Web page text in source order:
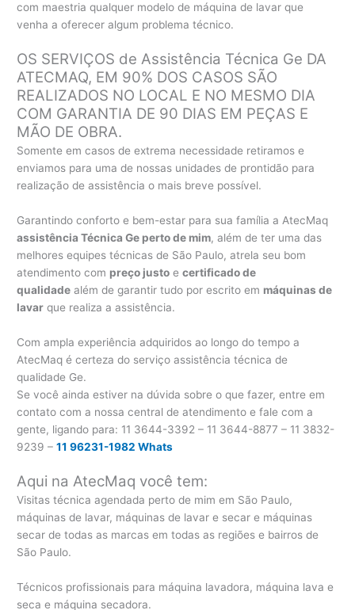
com maestria qualquer modelo de máquina de lavar que
venha a oferecer algum problema técnico.
OS SERVIÇOS de Assistência Técnica Ge DA
ATECMAQ, EM 90% DOS CASOS SÃO
REALIZADOS NO LOCAL E NO MESMO DIA
COM GARANTIA DE 90 DIAS EM PEÇAS E
MÃO DE OBRA.
Somente em casos de extrema necessidade retiramos e
enviamos para uma de nossas unidades de prontidão para
realização de assistência o mais breve possível.
Garantindo conforto e bem-estar para sua família a AtecMaq
assistência Técnica Ge perto de mim, além de ter uma das
melhores equipes técnicas de São Paulo, atrela seu bom
atendimento com preço justo ecertificado de
qualidade além de garantir tudo por escrito em máquinas de
lavar que realiza a assistência.
Com ampla experiência adquiridos ao longo do tempo a
AtecMaq é certeza do serviço assistência técnica de
qualidade Ge.
Se você ainda estiver na dúvida sobre o que fazer, entre em
contato com a nossa central de atendimento e fale com a
gente, ligando para: 11 3644-3392 – 11 3644-8877 – 11 3832-
9239 –11 96231-1982 Whats
Aqui na AtecMaq você tem:
Visitas técnica agendada perto de mim em São Paulo,
máquinas de lavar, máquinas de lavar e secar e máquinas
secar de todas as marcas em todas as regiões e bairros de
São Paulo.
Técnicos profissionais para máquina lavadora, máquina lava e
seca e máquina secadora.